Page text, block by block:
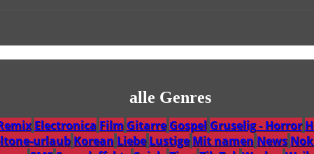
alle Genres
Electronica Film Gitarre Gospel Gruselig - Horror
urlaub Korean Liebe Lustige Mit namen News